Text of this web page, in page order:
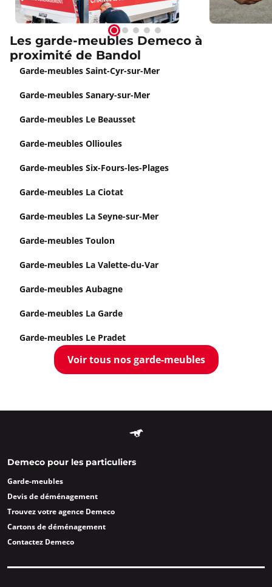
Les garde-meubles Demeco à
proximité de Bandol
Garde-meubles Saint-Cyr-sur-Mer
Garde-meubles Sanary-sur-Mer
Garde-meubles Le Beausset
Garde-meubles Ollioules
Garde-meubles Six-Fours-les-Plages
Garde-meubles La Ciotat
Garde-meubles La Seyne-sur-Mer
Garde-meubles Toulon
Garde-meubles La Valette-du-Var
Garde-meubles Aubagne
Garde-meubles La Garde
Garde-meubles Le Pradet
Voir tous nos garde-meubles
Demeco pour les particuliers
Garde-meubles
Devis de déménagement
Trouvez votre agence Demeco
Cartons de déménagement
Contactez Demeco